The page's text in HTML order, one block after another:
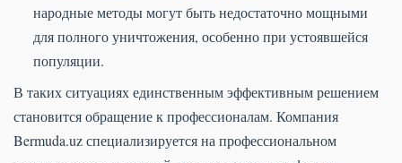
народные методы могут быть недостаточно мощными
для полного уничтожения, особенно при устоявшейся
популяции.
В таких ситуациях единственным эффективным решением
становится обращение к профессионалам. Компания
Bermuda.uz специализируется на профессиональном